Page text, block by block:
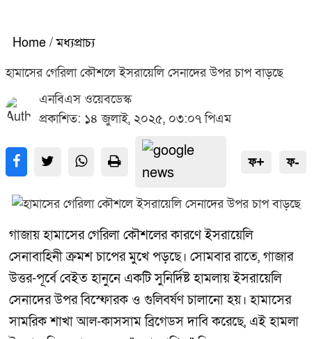
Home / মধ্যপ্রাচ্য
হামাসের গেরিলা কৌশলে ইসরায়েলি সেনাদের উপর চাপ বাড়ছে
এনবিএস ওয়েবডেস্ক
প্রকাশিত: ১৪ জুলাই, ২০২৫, ০৩:০৭ পিএম
ফ+ ফ-
গাজায় হামাসের গেরিলা কৌশলের কারণে ইসরায়েলি
সেনাবাহিনী ক্রমশ চাপের মুখে পড়ছে। সোমবার রাতে, গাজার
উত্তর-পূর্বে বেইত হানুনে একটি সুনির্দিষ্ট হামলায় ইসরায়েলি
সেনাদের উপর বিস্ফোরক ও গুলিবর্ষণ চালানো হয়। হামাসের
সামরিক শাখা আল-কাসসাম ব্রিগেডস দাবি করেছে, এই হামলা